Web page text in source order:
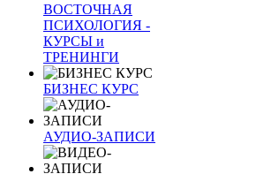
ВОСТОЧНАЯ
ПСИХОЛОГИЯ -
КУРСЫ и
ТРЕНИНГИ
БИЗНЕС КУРС
АУДИО-ЗАПИСИ